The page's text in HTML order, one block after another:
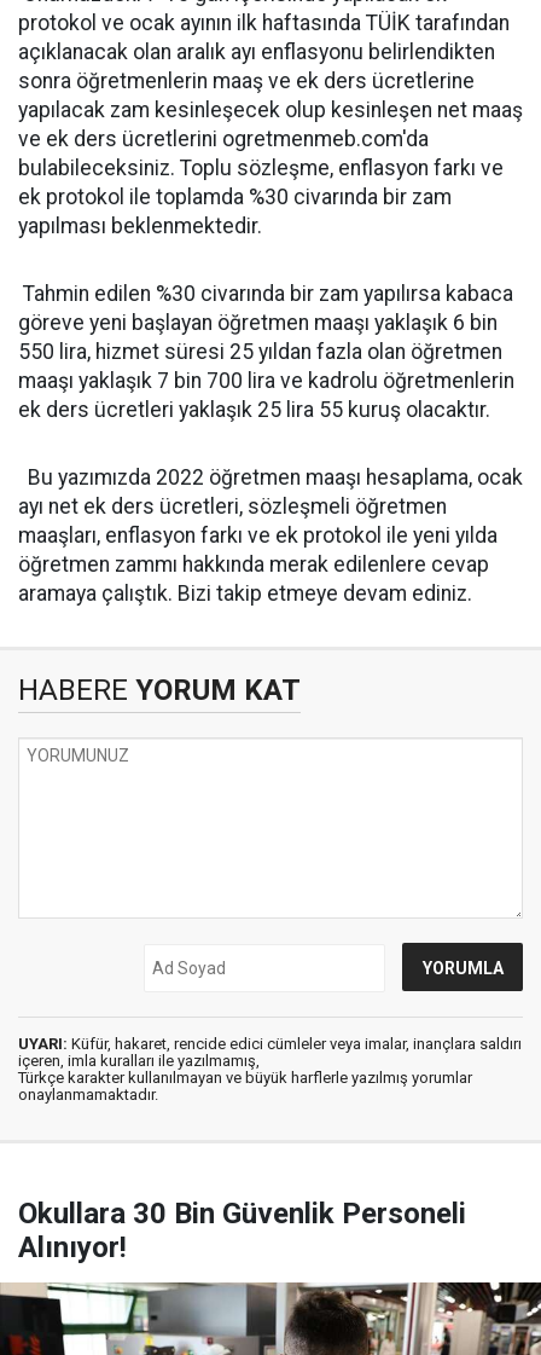
protokol ve ocak ayının ilk haftasında TÜİK tarafından
açıklanacak olan aralık ayı enflasyonu belirlendikten
sonra öğretmenlerin maaş ve ek ders ücretlerine
yapılacak zam kesinleşecek olup kesinleşen net maaş
ve ek ders ücretlerini ogretmenmeb.com'da
bulabileceksiniz. Toplu sözleşme, enflasyon farkı ve
ek protokol ile toplamda %30 civarında bir zam
yapılması beklenmektedir.
Tahmin edilen %30 civarında bir zam yapılırsa kabaca
göreve yeni başlayan öğretmen maaşı yaklaşık 6 bin
550 lira, hizmet süresi 25 yıldan fazla olan öğretmen
maaşı yaklaşık 7 bin 700 lira ve kadrolu öğretmenlerin
ek ders ücretleri yaklaşık 25 lira 55 kuruş olacaktır.
Bu yazımızda 2022 öğretmen maaşı hesaplama, ocak
ayı net ek ders ücretleri, sözleşmeli öğretmen
maaşları, enflasyon farkı ve ek protokol ile yeni yılda
öğretmen zammı hakkında merak edilenlere cevap
aramaya çalıştık. Bizi takip etmeye devam ediniz.
HABERE YORUM KAT
UYARI: Küfür, hakaret, rencide edici cümleler veya imalar, inançlara saldırı
içeren, imla kuralları ile yazılmamış,
Türkçe karakter kullanılmayan ve büyük harflerle yazılmış yorumlar
onaylanmamaktadır.
Okullara 30 Bin Güvenlik Personeli
Alınıyor!